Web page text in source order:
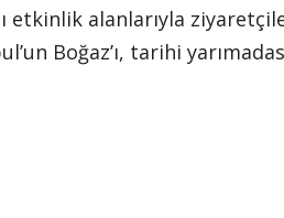
etkinlik alanlarıyla
Boğaz’ı, tarihi